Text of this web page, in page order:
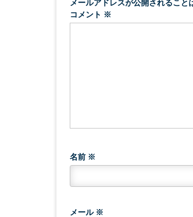
メールアドレスが公開されること
コメント ※
名前 ※
メール ※